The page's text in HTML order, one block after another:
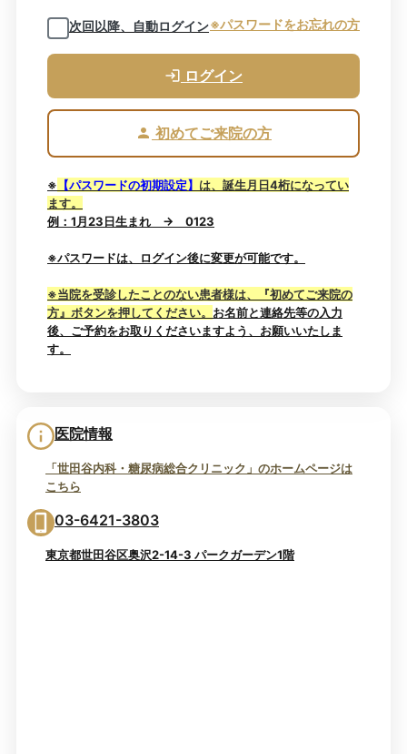
次回以降、自動ログイン※パスワードをお忘れの方
ログイン
初めてご来院の方
※ 【パスワードの初期設定】 は、誕生月日4桁になってい
ます。
例：1月23日生まれ → 0123
※パスワードは、ログイン後に変更が可能です。
※当院を受診したことのない患者様は、『初めてご来院の
方』ボタンを押してください。 お名前と連絡先等の入力
後、ご予約をお取りくださいますよう、お願いいたしま
す。
医院情報
「世田谷内科・糖尿病総合クリニック」のホームページは
こちら
03-6421-3803
東京都世田谷区奥沢2-14-3 パークガーデン1階